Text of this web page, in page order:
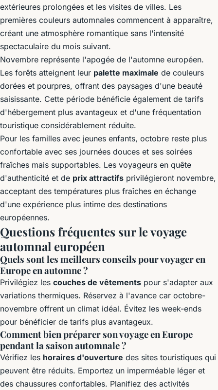
extérieures prolongées et les visites de villes. Les
premières couleurs automnales commencent à apparaître,
créant une atmosphère romantique sans l'intensité
spectaculaire du mois suivant.
Novembre représente l'apogée de l'automne européen.
Les forêts atteignent leur palette maximale de couleurs
dorées et pourpres, offrant des paysages d'une beauté
saisissante. Cette période bénéficie également de tarifs
d'hébergement plus avantageux et d'une fréquentation
touristique considérablement réduite.
Pour les familles avec jeunes enfants, octobre reste plus
confortable avec ses journées douces et ses soirées
fraîches mais supportables. Les voyageurs en quête
d'authenticité et de prix attractifs privilégieront novembre,
acceptant des températures plus fraîches en échange
d'une expérience plus intime des destinations
européennes.
Questions fréquentes sur le voyage
automnal européen
Quels sont les meilleurs conseils pour voyager en
Europe en automne ?
Privilégiez les couches de vêtements pour s'adapter aux
variations thermiques. Réservez à l'avance car octobre-
novembre offrent un climat idéal. Évitez les week-ends
pour bénéficier de tarifs plus avantageux.
Comment bien préparer son voyage en Europe
pendant la saison automnale ?
Vérifiez les horaires d'ouverture des sites touristiques qui
peuvent être réduits. Emportez un imperméable léger et
des chaussures confortables. Planifiez des activités